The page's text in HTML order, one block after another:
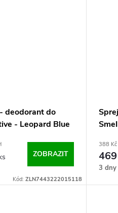
deodorant do
- Leopard Blue
ZOBRAZIT
Kód: ZLN7443222015118
388 Kč
3 dny